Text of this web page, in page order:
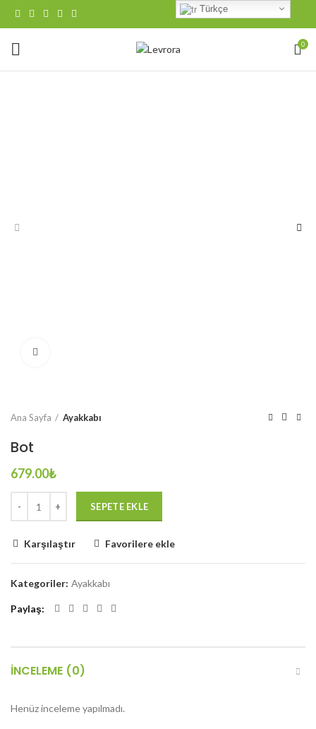
0
Ana Sayfa Ayakkabı
Bot
679.00₺
SEPETE EKLE
Karşılaştır Favorilere ekle
Kategoriler: Ayakkabı
Paylaş
İNCELEME (0)
Henüz inceleme yapılmadı.
Türkçe